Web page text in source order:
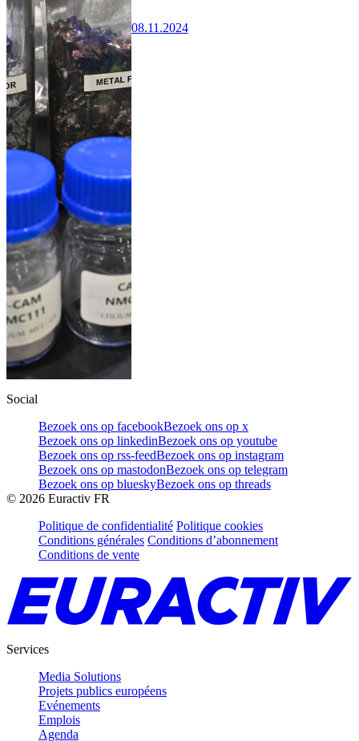
08.11.2024
Social
Bezoek ons op facebookBezoek ons op x
Bezoek ons op linkedinBezoek ons op youtube
Bezoek ons op rss-feedBezoek ons op instagram
Bezoek ons op mastodonBezoek ons op telegram
Bezoek ons op blueskyBezoek ons op threads
© 2026 Euractiv FR
Politique de confidentialité Politique cookies
Conditions générales Conditions d’abonnement
Conditions de vente
Services
Media Solutions
Projets publics européens
Evénements
Emplois
Agenda